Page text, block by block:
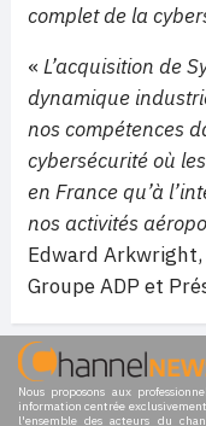
complet de la
« L’acquisition de
dynamique
nos compétences
cybersécurité où
en France qu’à
nos activités
Edward
Groupe ADP et
Nous proposons aux
information centrée
l'ensemble des acteurs du